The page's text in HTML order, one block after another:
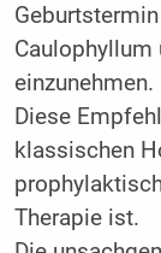
einzunehmen.
Diese
klassischen
Therapie ist.